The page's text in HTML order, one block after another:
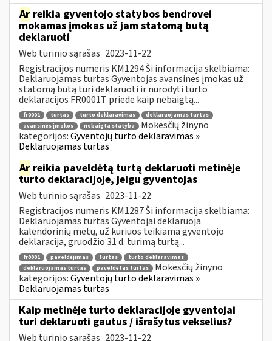
Ar reikia gyventojo statybos bendrovei
mokamas įmokas už jam statomą butą
deklaruoti
Web turinio sąrašas 2023-11-22
Registracijos numeris KM1294 Ši informacija skelbiama:
Deklaruojamas turtas Gyventojas avansines įmokas už
statomą butą turi deklaruoti ir nurodyti turto
deklaracijos FR0001T priede kaip nebaigtą...
fr0001 turtas turto deklaravimas
deklaruojamas turtas
avansinės įmokos
nebaigta statyba
Mokesčių žinyno
kategorijos:Gyventojų turto deklaravimas »
Deklaruojamas turtas
Ar reikia paveldėtą turtą deklaruoti metinėje
turto deklaracijoje, jeigu gyventojas
Web turinio sąrašas 2023-11-22
Registracijos numeris KM1287 Ši informacija skelbiama:
Deklaruojamas turtas Gyventojai deklaruoja
kalendorinių metų, už kuriuos teikiama gyventojo
deklaracija, gruodžio 31 d. turimą turtą...
fr0001 paveldėjimas turtas
turto deklaravimas
deklaruojamas turtas
paveldėtas turtas
Mokesčių žinyno
kategorijos:Gyventojų turto deklaravimas »
Deklaruojamas turtas
Kaip metinėje turto deklaracijoje gyventojai
turi deklaruoti gautus / išrašytus vekselius?
Web turinio sąrašas 2023-11-22